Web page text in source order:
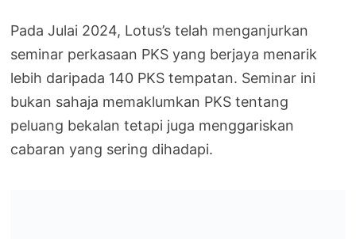
Pada Julai 2024, Lotus’s telah menganjurkan
seminar perkasaan PKS yang berjaya menarik
lebih daripada 140 PKS tempatan. Seminar ini
bukan sahaja memaklumkan PKS tentang
peluang bekalan tetapi juga menggariskan
cabaran yang sering dihadapi.